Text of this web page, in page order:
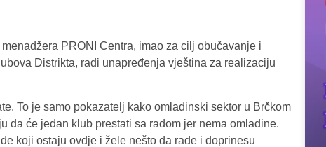
PRONI Centra, imao za cilj obučavanje i
Distrikta, radi unapređenja vještina za realizaciju
To je samo pokazatelj kako omladinski sektor u Brčkom
da će jedan klub prestati sa radom jer nema omladine.
koji ostaju ovdje i žele nešto da rade i doprinesu